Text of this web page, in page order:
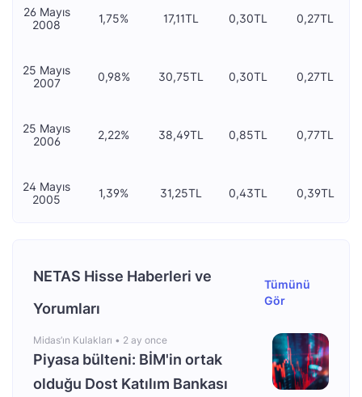
26 Mayıs
2008
1,75% 17,11TL 0,30TL 0,27TL
25 Mayıs
2007
0,98% 30,75TL 0,30TL 0,27TL
25 Mayıs
2006
2,22% 38,49TL 0,85TL 0,77TL
24 Mayıs
2005
1,39% 31,25TL 0,43TL 0,39TL
NETAS Hisse Haberleri ve
Yorumları
Tümünü
Gör
Midas’ın Kulakları • 2 ay once
Piyasa bülteni: BİM'in ortak
olduğu Dost Katılım Bankası